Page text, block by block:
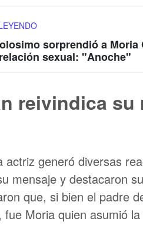
sorprendió a
sexual: "Anoche"
reivindica
actriz generó diversas
mensaje y destacaron
que, si bien el padre
fue Moria quien asumió